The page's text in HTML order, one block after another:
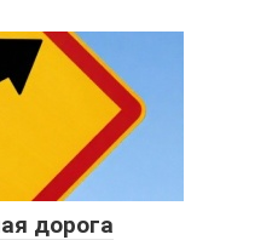
дорога